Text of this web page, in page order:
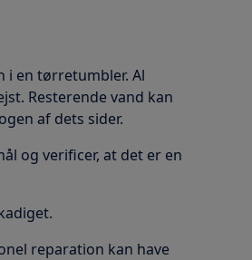
i en tørretumbler. Al
Resterende vand kan
af dets sider.
og verificer, at det er en
reparation kan have